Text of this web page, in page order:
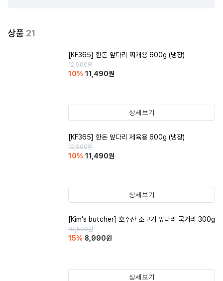
상품 21
[KF365] 한돈 앞다리 찌개용 600g (냉장)
12,900원
10% 11,490원
상세보기
[KF365] 한돈 앞다리 제육용 600g (냉장)
12,900원
10% 11,490원
상세보기
[Kim's butcher] 호주산 소고기 앞다리 국거리 300g
10,590원
15% 8,990원
상세보기